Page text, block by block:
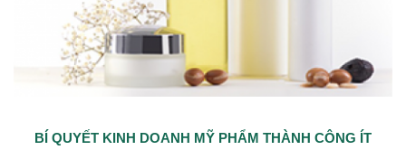
BÍ QUYẾT KINH DOANH MỸ PHẨM THÀNH CÔNG ÍT